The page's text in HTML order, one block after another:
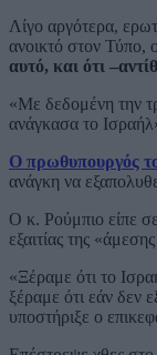
Λίγο αργότερα,
ανοικτό στον Τύπο,
αυτό, και ότι
«Με δεδομένη την
ανάγκασα το
Ο πρωθυπουργός
ανάγκη να
Ο κ. Ρούμπιο είπε
εξαιτίας της
«Ξέραμε ότι το
ξέραμε ότι εάν δεν
υποστήριξε ο